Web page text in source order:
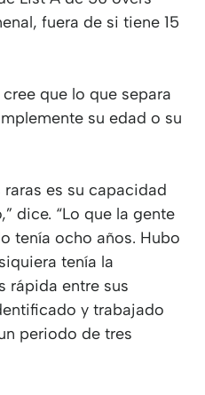
fuera de si tiene 15
que lo que separa
su edad o su
raras es su capacidad
dice. “Lo que la gente
tenía ocho años. Hubo
tenía la
rápida entre sus
y trabajado
periodo de tres